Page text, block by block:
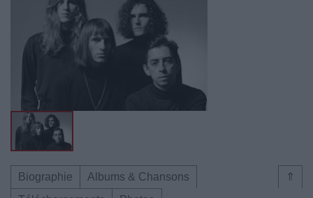
⇑
Biographie
Albums & Chansons